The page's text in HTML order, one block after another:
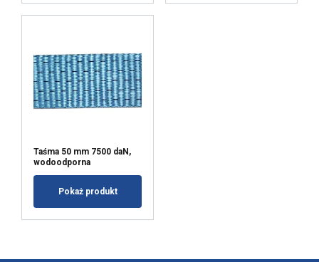
Taśma 50 mm 7500 daN,
wodoodporna
Pokaż produkt